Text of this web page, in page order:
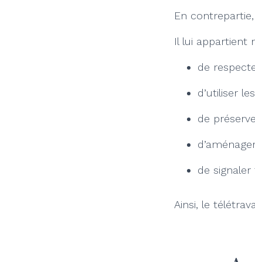
En
Il lui appartient
de
d’utiliser
de
de
Ainsi, le